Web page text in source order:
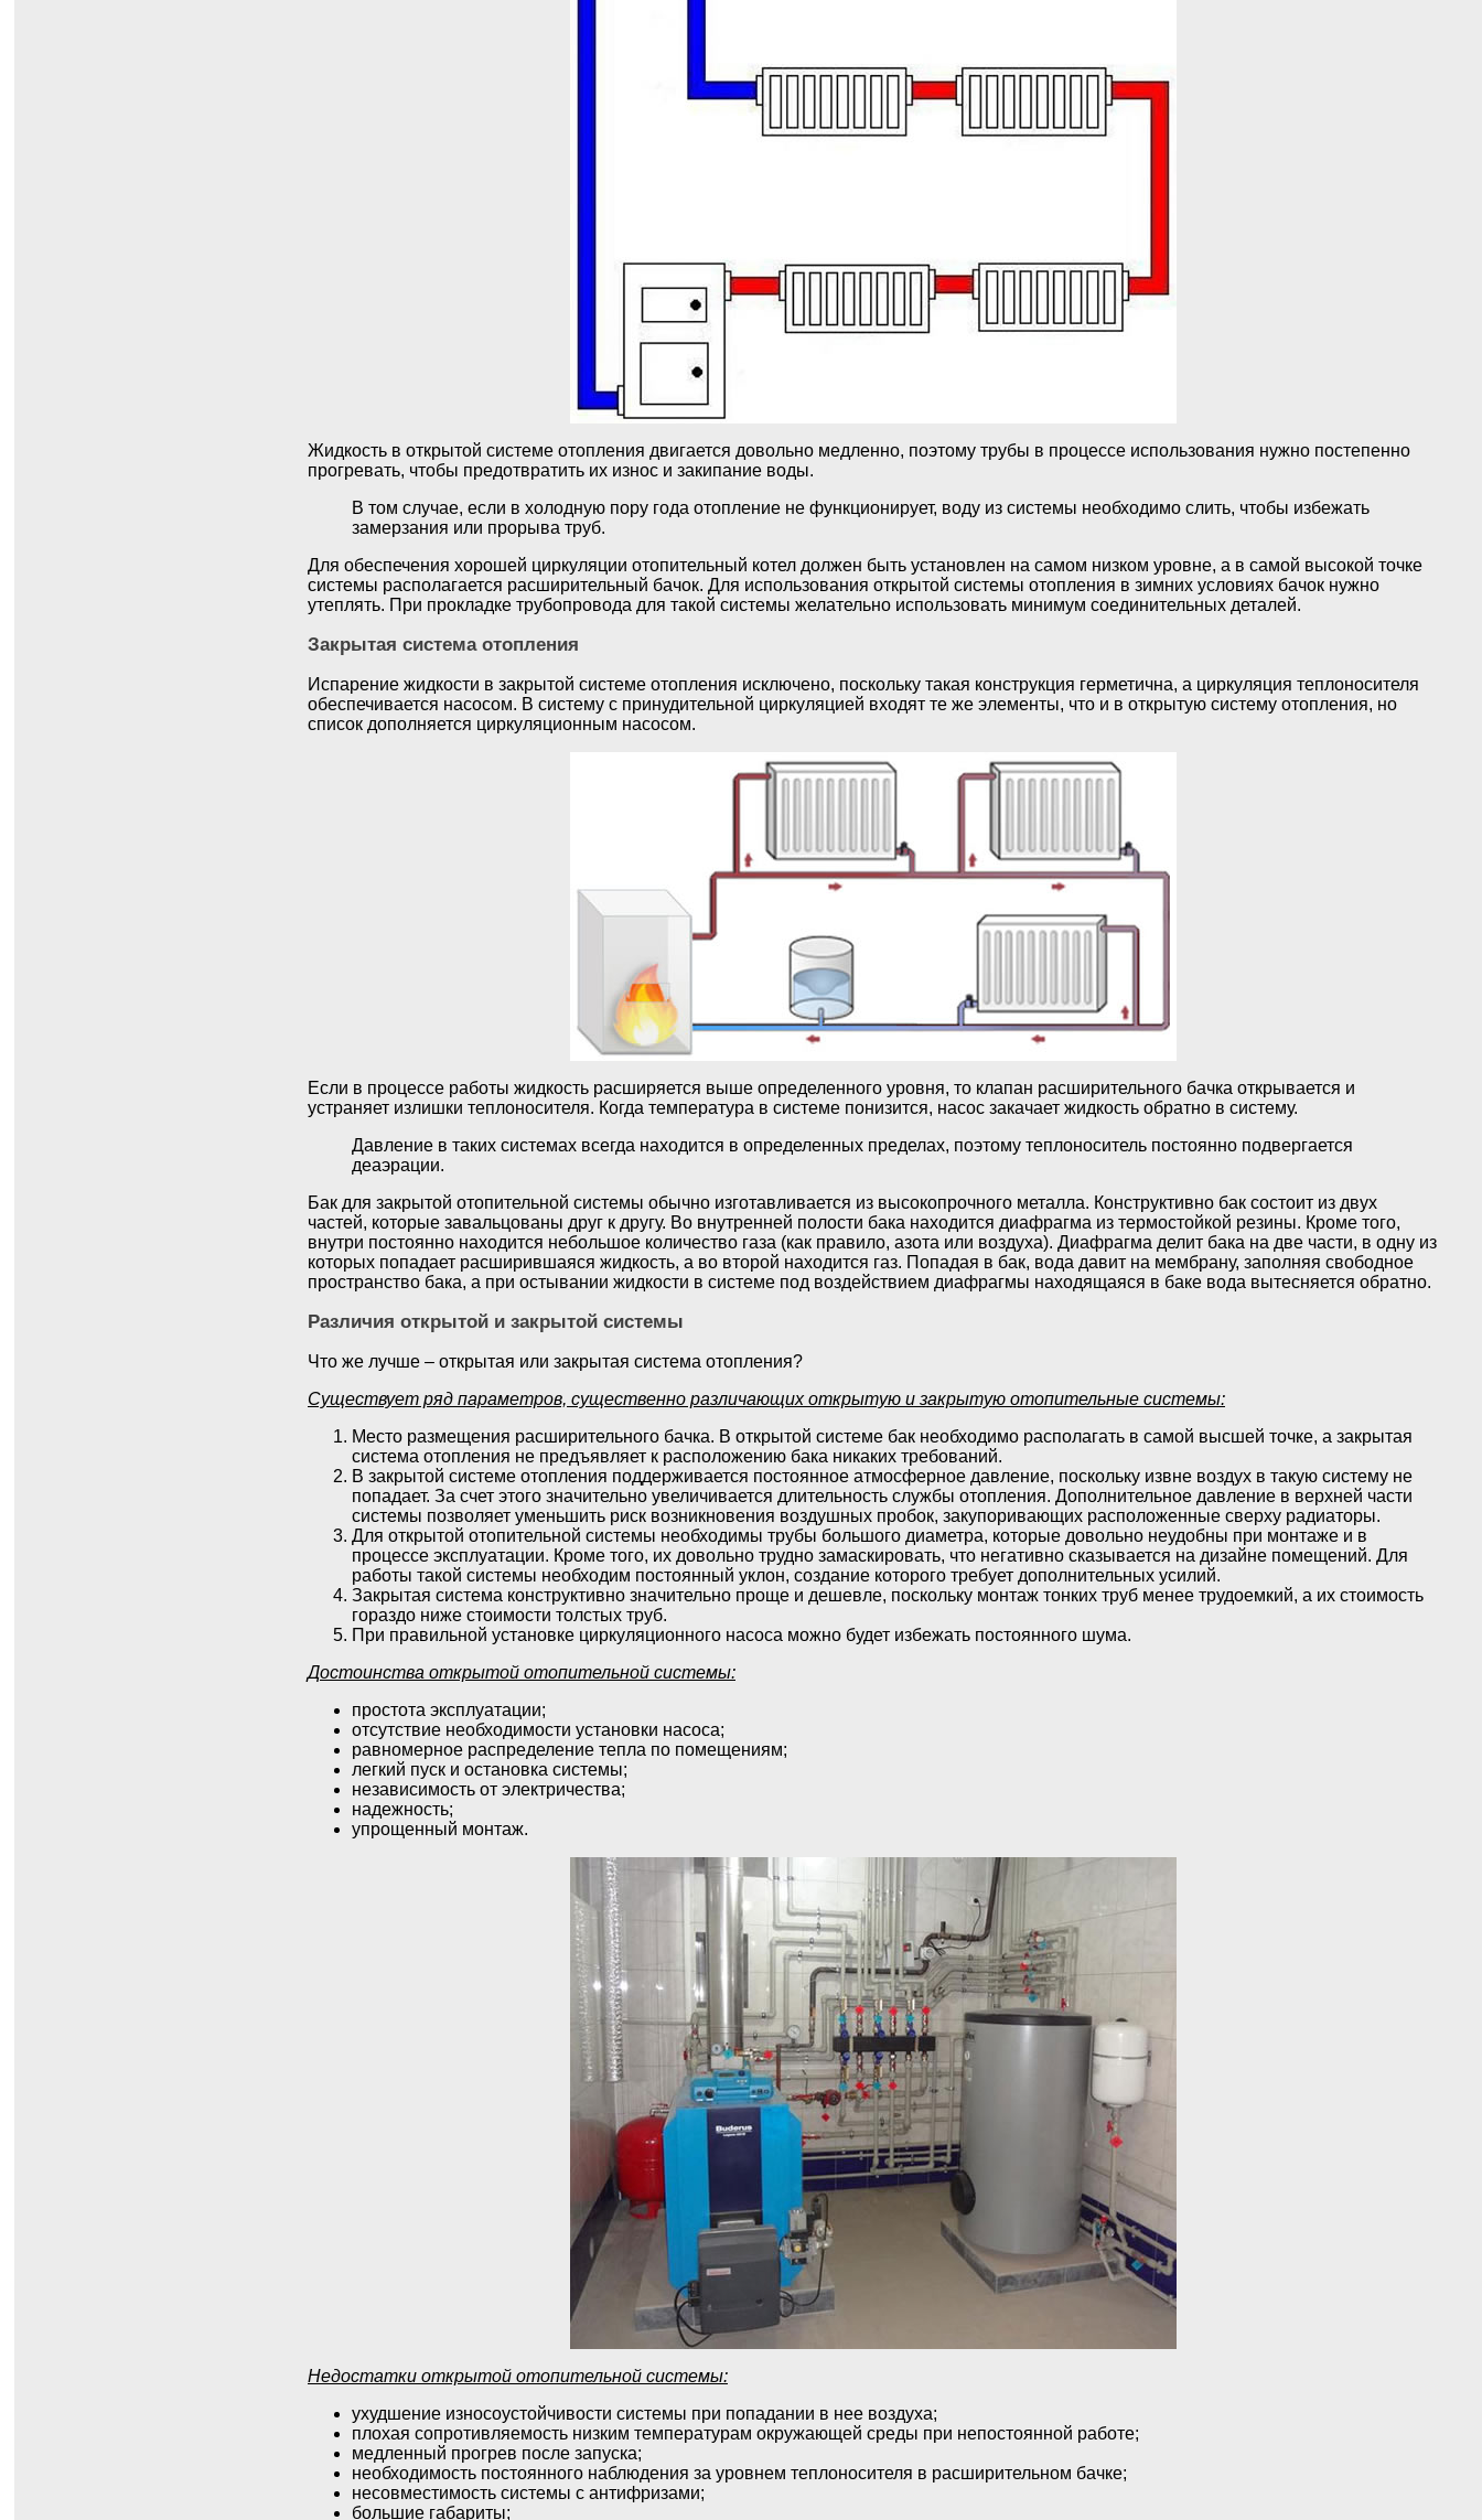
Жидкость в открытой системе отопления двигается довольно медленно, поэтому трубы в процессе использования нужно постепенно
прогревать, чтобы предотвратить их износ и закипание воды.
В том случае, если в холодную пору года отопление не функционирует, воду из системы необходимо слить, чтобы избежать
замерзания или прорыва труб.
Для обеспечения хорошей циркуляции отопительный котел должен быть установлен на самом низком уровне, а в самой высокой точке
системы располагается расширительный бачок. Для использования открытой системы отопления в зимних условиях бачок нужно
утеплять. При прокладке трубопровода для такой системы желательно использовать минимум соединительных деталей.
Закрытая система отопления
Испарение жидкости в закрытой системе отопления исключено, поскольку такая конструкция герметична, а циркуляция теплоносителя
обеспечивается насосом. В систему с принудительной циркуляцией входят те же элементы, что и в открытую систему отопления, но
список дополняется циркуляционным насосом.
Если в процессе работы жидкость расширяется выше определенного уровня, то клапан расширительного бачка открывается и
устраняет излишки теплоносителя. Когда температура в системе понизится, насос закачает жидкость обратно в систему.
Давление в таких системах всегда находится в определенных пределах, поэтому теплоноситель постоянно подвергается
деаэрации.
Бак для закрытой отопительной системы обычно изготавливается из высокопрочного металла. Конструктивно бак состоит из двух
частей, которые завальцованы друг к другу. Во внутренней полости бака находится диафрагма из термостойкой резины. Кроме того,
внутри постоянно находится небольшое количество газа (как правило, азота или воздуха). Диафрагма делит бака на две части, в одну из
которых попадает расширившаяся жидкость, а во второй находится газ. Попадая в бак, вода давит на мембрану, заполняя свободное
пространство бака, а при остывании жидкости в системе под воздействием диафрагмы находящаяся в баке вода вытесняется обратно.
Различия открытой и закрытой системы
Что же лучше – открытая или закрытая система отопления?
Существует ряд параметров, существенно различающих открытую и закрытую отопительные системы:
Место размещения расширительного бачка. В открытой системе бак необходимо располагать в самой высшей точке, а закрытая
система отопления не предъявляет к расположению бака никаких требований.
В закрытой системе отопления поддерживается постоянное атмосферное давление, поскольку извне воздух в такую систему не
попадает. За счет этого значительно увеличивается длительность службы отопления. Дополнительное давление в верхней части
системы позволяет уменьшить риск возникновения воздушных пробок, закупоривающих расположенные сверху радиаторы.
Для открытой отопительной системы необходимы трубы большого диаметра, которые довольно неудобны при монтаже и в
процессе эксплуатации. Кроме того, их довольно трудно замаскировать, что негативно сказывается на дизайне помещений. Для
работы такой системы необходим постоянный уклон, создание которого требует дополнительных усилий.
Закрытая система конструктивно значительно проще и дешевле, поскольку монтаж тонких труб менее трудоемкий, а их стоимость
гораздо ниже стоимости толстых труб.
При правильной установке циркуляционного насоса можно будет избежать постоянного шума.
Достоинства открытой отопительной системы:
простота эксплуатации;
отсутствие необходимости установки насоса;
равномерное распределение тепла по помещениям;
легкий пуск и остановка системы;
независимость от электричества;
надежность;
упрощенный монтаж.
Недостатки открытой отопительной системы:
ухудшение износоустойчивости системы при попадании в нее воздуха;
плохая сопротивляемость низким температурам окружающей среды при непостоянной работе;
медленный прогрев после запуска;
необходимость постоянного наблюдения за уровнем теплоносителя в расширительном бачке;
несовместимость системы с антифризами;
большие габариты;